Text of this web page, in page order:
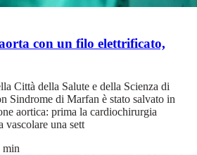
con un filo elettrificato,
Città della Salute e della Scienza di
Sindrome di Marfan è stato salvato in
aortica: prima la cardiochirurgia
vascolare una sett
min